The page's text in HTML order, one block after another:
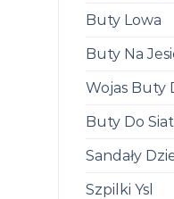
Buty Lowa
Buty Na
Wojas Buty
Buty Do
Sandały
Szpilki Ysl